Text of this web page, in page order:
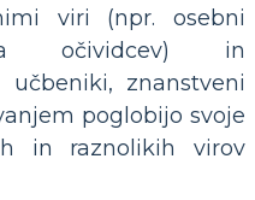
viri (npr. osebni
očividcev) in
znanstveni
poglobijo svoje
in raznolikih virov